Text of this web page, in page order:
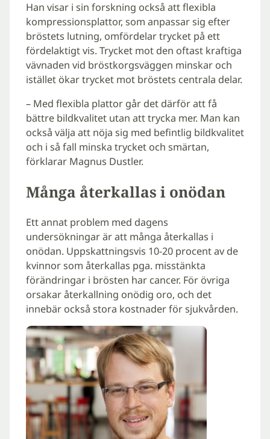
Han visar i sin forskning också att flexibla
kompressionsplattor, som anpassar sig efter
bröstets lutning, omfördelar trycket på ett
fördelaktigt vis. Trycket mot den oftast kraftiga
vävnaden vid bröstkorgsväggen minskar och
istället ökar trycket mot bröstets centrala delar.
– Med flexibla plattor går det därför att få
bättre bildkvalitet utan att trycka mer. Man kan
också välja att nöja sig med befintlig bildkvalitet
och i så fall minska trycket och smärtan,
förklarar Magnus Dustler.
Många återkallas i onödan
Ett annat problem med dagens
undersökningar är att många återkallas i
onödan. Uppskattningsvis 10-20 procent av de
kvinnor som återkallas pga. misstänkta
förändringar i brösten har cancer. För övriga
orsakar återkallning onödig oro, och det
innebär också stora kostnader för sjukvården.